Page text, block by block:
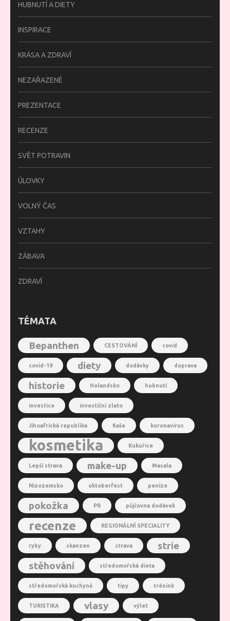
HUBNUTÍ A DIETY
INSPIRACE
KRÁSA A ZDRAVÍ
NEZAŘAZENÉ
PREZENTACE
RECENZE
SVĚT POTRAVIN
ÚLOVKY
VOLNÝ ČAS
VZTAHY
ZÁBAVA
ZDRAVÍ
TÉMATA
Bepanthen CESTOVÁNÍ covid
covid-19 diety dodávky doprava
historie Holandsko hubnutí
investice investiční zlato
Jihoafrická republika Kaše koronavirus
kosmetika Kukuřice
Lepší strava make-up Masala
Nizozemsko oktoberfest peníze
pokožka PR půjčovna dodávek
recenze REGIONÁLNÍ SPECIALITY
ryby skanzen strava
strie
stěhování
středomořská dieta
středomořská kuchyně tipy trénink
TURISTIKA vlasy výlet